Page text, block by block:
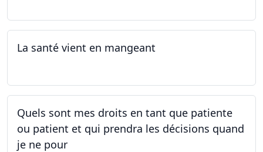
La santé vient en mangeant
Quels sont mes droits en tant que patiente
ou patient et qui prendra les décisions quand
je ne pour